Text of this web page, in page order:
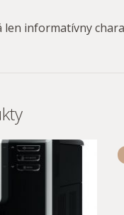
informatívny